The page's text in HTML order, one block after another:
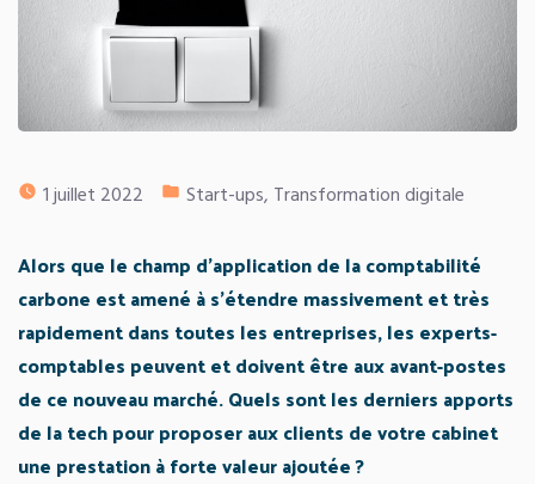
1 juillet 2022
Publié
Start-ups, Transformation digitale
Alors que le champ d’application de la comptabilité
carbone est amené à s’étendre massivement et très
rapidement dans toutes les entreprises, les experts-
comptables peuvent et doivent être aux avant-postes
de ce nouveau marché. Quels sont les derniers apports
de la tech pour proposer aux clients de votre cabinet
une prestation à forte valeur ajoutée ?